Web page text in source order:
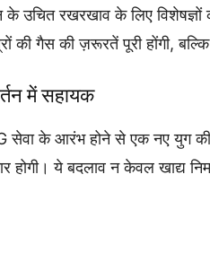
के उचित रखरखाव के लिए
की गैस की ज़रूरतें पूरी होंगी,
में सहायक
सेवा के आरंभ होने से एक नए युग
होगी। ये बदलाव न केवल खाद्य